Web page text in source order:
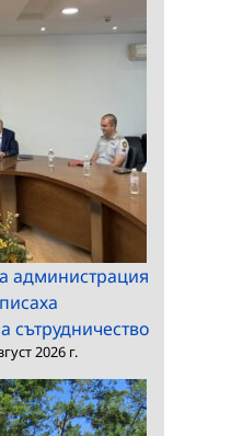
Европейският
Югоизток и Близкият
изток във фокуса на
международна
конференция
администрация
2026 г.